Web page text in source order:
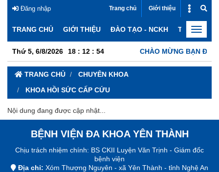
Đăng nhập Trang chủ Giới thiệu
Đào tạo - NCKH
TRANG CHỦ GIỚI THIỆU ĐÀO TẠO - NCKH TIN TỨCToggle
Thứ 5, 6/8/2026
18 : 12 : 54 CHÀO MỪNG BẠN ĐẾN
TRANG CHỦ
CHUYÊN KHOA
KHOA HỒI SỨC CẤP CỨU
Nội dung đang được cập nhật...
BỆNH VIỆN ĐA KHOA YÊN THÀNH
Chịu trách nhiệm chính: BS CKII Luyện Văn Trịnh - Giám đốc
bệnh viện
Địa chỉ: Xóm Thượng Nguyên - xã Yên Thành - tỉnh Nghệ An